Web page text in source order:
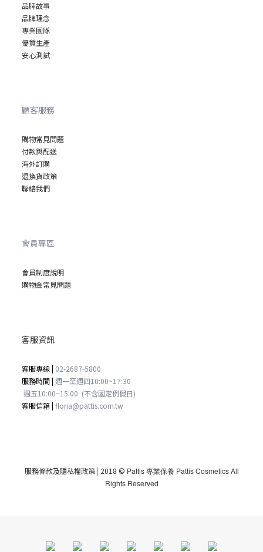
品牌故事
品牌理念
專業團隊
優質生產
安心測試
顧客服務
購物常見問題
付款與配送
海外訂購
退換貨政策
聯絡我們
會員專區
會員制度說明
購物金常見問題
客服資訊
客服專線 | 02-2687-5800
服務時間 | 週一至週四10:00~17:30
週五10:00~15:00 (不含國定例假日)
客服信箱 | floria@pattis.com.tw
服務條款及隱私權政策 | 2018 © Pattis 專業保養 Pattis Cosmetics All
Rights Reserved